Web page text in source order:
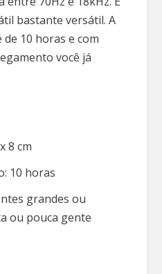
bastante versátil. A
10 horas e com
você já
8 cm
10 horas
grandes ou
ou pouca gente